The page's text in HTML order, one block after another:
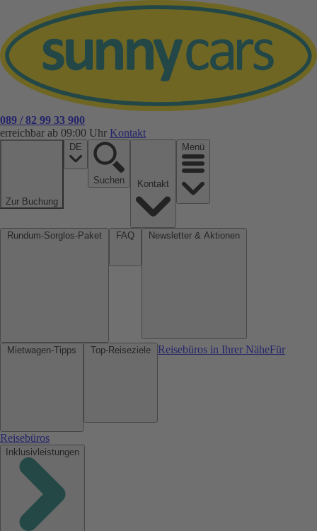
089 / 82 99 33 900
erreichbar ab 09:00 Uhr Kontakt
Zur Buchung
DE
Suchen
Menü
Reisebüros in Ihrer NäheFür
Reisebüros
Inklusivleistungen